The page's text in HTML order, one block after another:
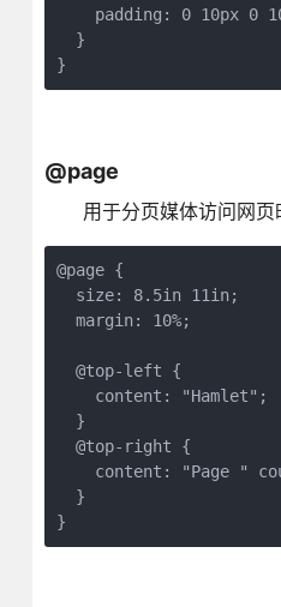
padding: 0 10px 0
  }
}
@page
用于分页媒体访问网页时
@page {
  size: 8.5in 11in;
  margin: 10%;
  @top-left {
    content: "Hamlet";
  }
  @top-right {
content: "Page "
  }
}